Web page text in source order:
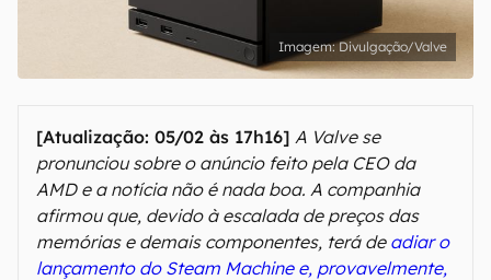
Divulgação/Valve
[Atualização: 05/02 às 17h16] A Valve se
pronunciou sobre o anúncio feito pela CEO da
AMD e a notícia não é nada boa. A companhia
afirmou que, devido à escalada de preços das
memórias e demais componentes, terá de adiar o
lançamento do Steam Machine e, provavelmente,